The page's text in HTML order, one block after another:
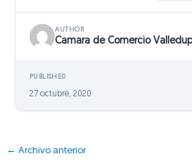
AUTHOR
Camara de Comercio
PUBLISHED
27 octubre, 2020
← Archivo anterior